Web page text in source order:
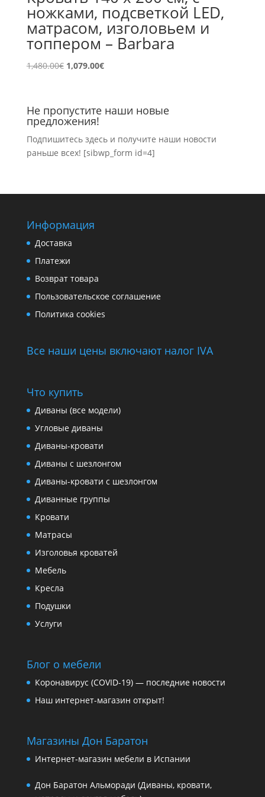
ножками, подсветкой LED,
матрасом, изголовьем и
топпером – Barbara
1,480.00€ Первоначальная
1,480.00€.
1,079.00€Текущая
Не пропустите наши новые
предложения!
Подпишитесь здесь и получите наши новости
раньше всех! [sibwp_form id=4]
Информация
Доставка
Платежи
Возврат товара
Пользовательское соглашение
Политика cookies
Все наши цены включают налог IVA
Что купить
Диваны (все модели)
Угловые диваны
Диваны-кровати
Диваны с шезлонгом
Диваны-кровати с шезлонгом
Диванные группы
Кровати
Матрасы
Изголовья кроватей
Мебель
Кресла
Подушки
Услуги
Блог о мебели
Коронавирус (COVID-19) — последние новости
Наш интернет-магазин открыт!
Магазины Дон Баратон
Интернет-магазин мебели в Испании
Дон Баратон Альморади (Диваны, кровати,